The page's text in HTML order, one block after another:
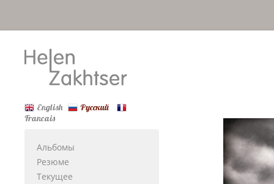
English
Русский
Francais
Альбомы
Резюме
Текущее